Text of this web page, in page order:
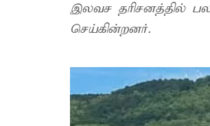
இலவச தரிசனத்தில் பல
செய்கின்றனர்.